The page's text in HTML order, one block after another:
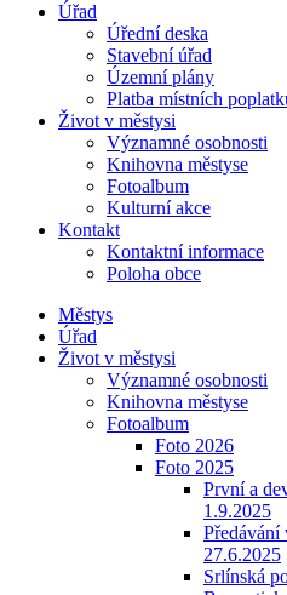
Úřad
Úřední deska
Stavební úřad
Územní plány
Platba místních
Život v městysi
Významné osobnosti
Knihovna městyse
Fotoalbum
Kulturní akce
Kontakt
Kontaktní informace
Poloha obce
Městys
Úřad
Život v městysi
Významné osobnosti
Knihovna městyse
Fotoalbum
Foto 2026
Foto 2025
První a
1.9.2025
Předávání
27.6.2025
Srlínská